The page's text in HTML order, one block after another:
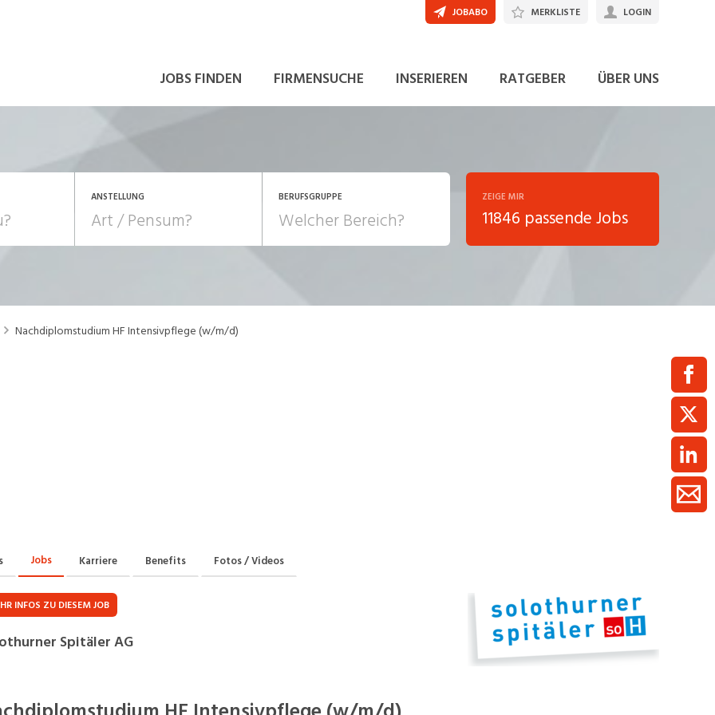
JOBS FINDEN FIRMENSUCHE INSERIEREN RATGEBER ÜBER UNS
JOBABO MERKLISTE LOGIN
ANSTELLUNG
Temporär (befristet)
BERUFSGRUPPE
Human Resources
Handel, Kundenberatung,
ZEIGE MIR
11846 passende Jobs
Nachdiplomstudium HF Intensivpflege (w/m/d)
JETZT BEWERBEN
Jobs Karriere Benefits Fotos / Videos
INFOS ZU DIESEM JOB
Spitäler AG